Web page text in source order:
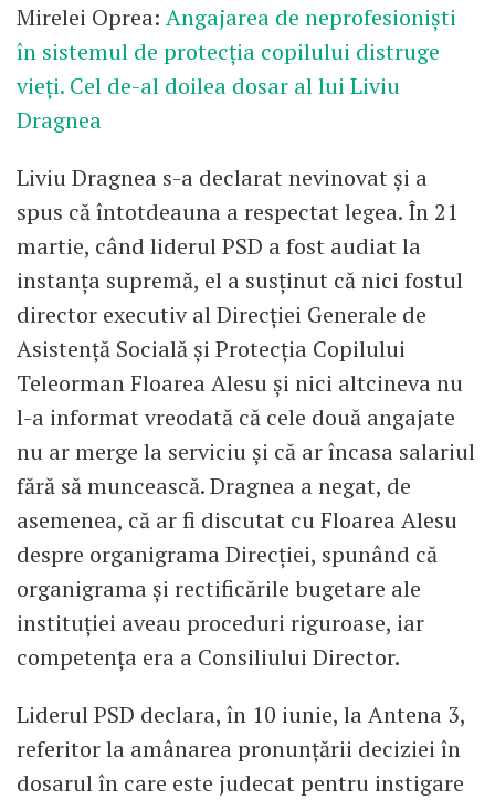
Mirelei Oprea: Angajarea de neprofesioniști
în sistemul de protecția copilului distruge
vieți. Cel de-al doilea dosar al lui Liviu
Dragnea
Liviu Dragnea s-a declarat nevinovat și a
spus că întotdeauna a respectat legea. În 21
martie, când liderul PSD a fost audiat la
instanţa supremă, el a susţinut că nici fostul
director executiv al Direcţiei Generale de
Asistenţă Socială şi Protecţia Copilului
Teleorman Floarea Alesu și nici altcineva nu
l-a informat vreodată că cele două angajate
nu ar merge la serviciu şi că ar încasa salariul
fără să muncească. Dragnea a negat, de
asemenea, că ar fi discutat cu Floarea Alesu
despre organigrama Direcției, spunând că
organigrama şi rectificările bugetare ale
instituţiei aveau proceduri riguroase, iar
competenţa era a Consiliului Director.
Liderul PSD declara, în 10 iunie, la Antena 3,
referitor la amânarea pronunţării deciziei în
dosarul în care este judecat pentru instigare